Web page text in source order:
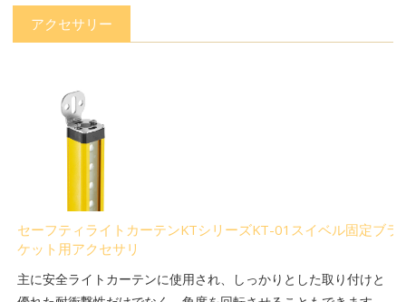
アクセサリー
セーフティライトカーテンKTシリーズKT-01スイベル固定ブラ
ケット用アクセサリ
主に安全ライトカーテンに使用され、しっかりとした取り付けと